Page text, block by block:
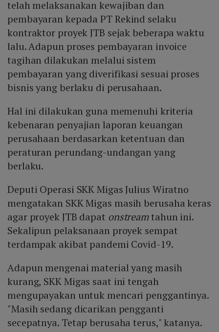
telah melaksanakan kewajiban dan
pembayaran kepada PT Rekind selaku
kontraktor proyek JTB sejak beberapa waktu
lalu. Adapun proses pembayaran invoice
tagihan dilakukan melalui sistem
pembayaran yang diverifikasi sesuai proses
bisnis yang berlaku di perusahaan.
Hal ini dilakukan guna memenuhi kriteria
kebenaran penyajian laporan keuangan
perusahaan berdasarkan ketentuan dan
peraturan perundang-undangan yang
berlaku.
Deputi Operasi SKK Migas Julius Wiratno
mengatakan SKK Migas masih berusaha keras
agar proyek JTB dapat onstreamtahun ini.
Sekalipun pelaksanaan proyek sempat
terdampak akibat pandemi Covid-19.
Adapun mengenai material yang masih
kurang, SKK Migas saat ini tengah
mengupayakan untuk mencari penggantinya.
"Masih sedang dicarikan pengganti
secepatnya. Tetap berusaha terus," katanya.